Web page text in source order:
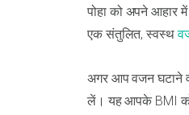
पोहा को अपने आहार
एक संतुलित, स्वस्थ
अगर आप वजन घटाने
लें। यह आपके BMI